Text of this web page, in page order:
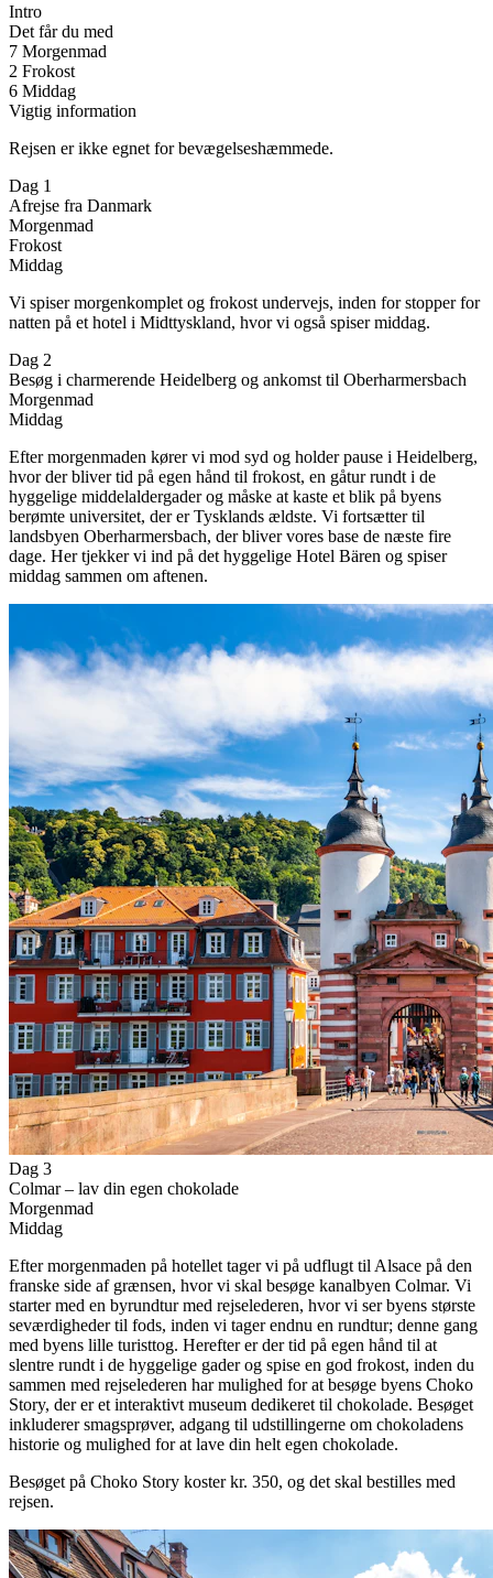
Intro
Det får du med
7 Morgenmad
2 Frokost
6 Middag
Vigtig information
Rejsen er ikke egnet for bevægelseshæmmede.
Dag 1
Afrejse fra Danmark
Morgenmad
Frokost
Middag
Vi spiser morgenkomplet og frokost undervejs, inden for stopper for
natten på et hotel i Midttyskland, hvor vi også spiser middag.
Dag 2
Besøg i charmerende Heidelberg og ankomst til Oberharmersbach
Morgenmad
Middag
Efter morgenmaden kører vi mod syd og holder pause i Heidelberg,
hvor der bliver tid på egen hånd til frokost, en gåtur rundt i de
hyggelige middelaldergader og måske at kaste et blik på byens
berømte universitet, der er Tysklands ældste. Vi fortsætter til
landsbyen Oberharmersbach, der bliver vores base de næste fire
dage. Her tjekker vi ind på det hyggelige Hotel Bären og spiser
middag sammen om aftenen.
Dag 3
Colmar – lav din egen chokolade
Morgenmad
Middag
Efter morgenmaden på hotellet tager vi på udflugt til Alsace på den
franske side af grænsen, hvor vi skal besøge kanalbyen Colmar. Vi
starter med en byrundtur med rejselederen, hvor vi ser byens største
seværdigheder til fods, inden vi tager endnu en rundtur; denne gang
med byens lille turisttog. Herefter er der tid på egen hånd til at
slentre rundt i de hyggelige gader og spise en god frokost, inden du
sammen med rejselederen har mulighed for at besøge byens Choko
Story, der er et interaktivt museum dedikeret til chokolade. Besøget
inkluderer smagsprøver, adgang til udstillingerne om chokoladens
historie og mulighed for at lave din helt egen chokolade.
Besøget på Choko Story koster kr. 350, og det skal bestilles med
rejsen.